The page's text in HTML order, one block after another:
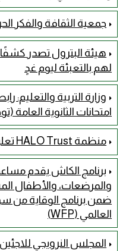
جمعية الثقافة والفكر
هيئة البترول تصدر
لهم بالتعبئة ليوم غدٍ
وزارة التربية والتعليم:
امتحانات الثانوية العامة
منظمة HALO Trust تعلن عن وظائف شاغرة
برنامج الكاش يقدم
والمرضعات، والأطفال
ضمن برنامج الوقاية من سوء
العالمي (WFP)